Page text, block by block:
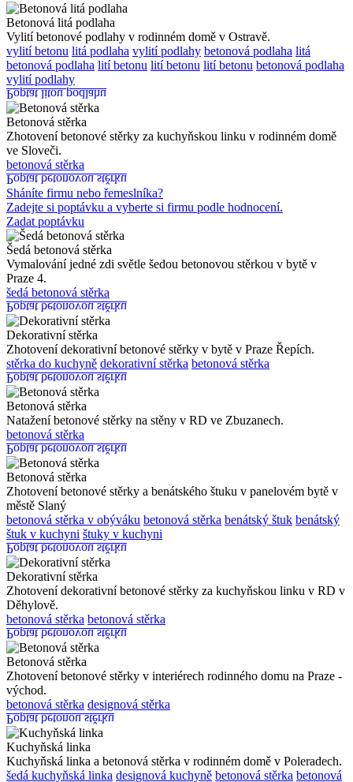
Betonová litá podlaha
Vylití betonové podlahy v rodinném domě v Ostravě.
vylití betonu litá podlaha vylití podlahy betonová podlaha litá
betonová podlaha lití betonu lití betonu lití betonu betonová podlaha
vylití podlahy
Poptat litou podlahu
Betonová stěrka
Zhotovení betonové stěrky za kuchyňskou linku v rodinném domě
ve Sloveči.
betonová stěrka
Poptat betonovou stěrku
Sháníte firmu nebo řemeslníka?
Zadejte si poptávku a vyberte si firmu podle hodnocení.
Zadat poptávku
Šedá betonová stěrka
Vymalování jedné zdi světle šedou betonovou stěrkou v bytě v
Praze 4.
šedá betonová stěrka
Poptat betonovou stěrku
Dekorativní stěrka
Zhotovení dekorativní betonové stěrky v bytě v Praze Řepích.
stěrka do kuchyně dekorativní stěrka betonová stěrka
Poptat betonovou stěrku
Betonová stěrka
Natažení betonové stěrky na stěny v RD ve Zbuzanech.
betonová stěrka
Poptat betonovou stěrku
Betonová stěrka
Zhotovení betonové stěrky a benátského štuku v panelovém bytě v
městě Slaný
betonová stěrka v obýváku betonová stěrka benátský štuk benátský
štuk v kuchyni štuky v kuchyni
Poptat betonovou stěrku
Dekorativní stěrka
Zhotovení dekorativní betonové stěrky za kuchyňskou linku v RD v
Děhylově.
betonová stěrka betonová stěrka
Poptat betonovou stěrku
Betonová stěrka
Zhotovení betonové stěrky v interiérech rodinného domu na Praze -
východ.
betonová stěrka designová stěrka
Poptat betonou stěrku
Kuchyňská linka
Kuchyňská linka a betonová stěrka v rodinném domě v Poleradech.
šedá kuchyňská linka designová kuchyně betonová stěrka betonová